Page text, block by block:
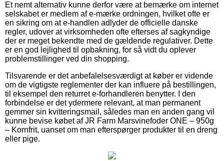
Et nemt alternativ kunne derfor være at bemærke om internet
selskabet er medlem af e-mærke ordningen, hvilket ofte er
en sikring om at e-handlen adlyder de officielle danske
regler, udover at virksomheden ofte efterses af sagkyndige
der er meget bekendte med de gældende regulativer. Dette
er en god lejlighed til opbakning, for så vidt du oplever
problemstillinger ved din shopping.
Tilsvarende er det anbefalelsesværdigt at køber er vidende
om de vigtigste reglementer der kan influere på bestillingen,
til eksempel den returret e-forhandleren benytter. I den
forbindelse er det ydermere relevant, at man permanent
gemmer sin kvitteringsmail, således man en anden gang vil
kunne bevise købet af JR Farm Marsvinefoder ONE – 950g
– Kornfrit, uanset om man efterspørger produkter til en dreng
eller pige.